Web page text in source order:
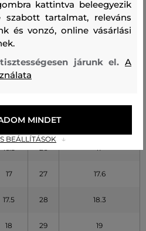
méret táblázat
16 25
16.5 26 17
17 27 17.6
17.5 28 18.3
18 29 19
kattintva beleegyezik
szabott tartalmat, releváns
és vonzó, online vásárlási
járunk el.A
BEÁLLÍTÁSOK
MINDET